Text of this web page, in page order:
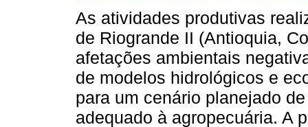
As atividades produtivas
de Riogrande II (Antioquia,
afetações ambientais
de modelos hidrológicos e
para um cenário planejado
adequado à agropecuária. A